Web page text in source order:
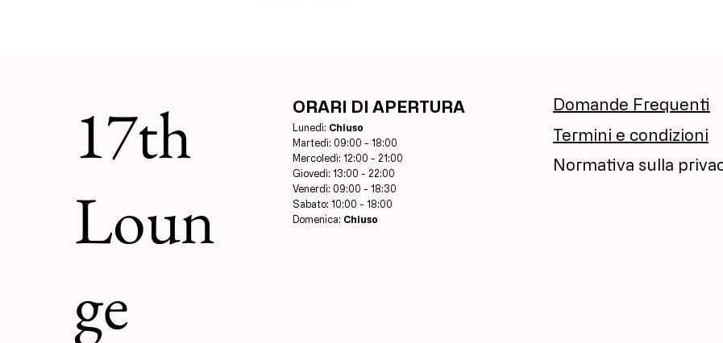
17th
Loun
ge
ORARI DI APERTURA
Lunedì: Chiuso
Martedì: 09:00 - 18:00
Mercoledì: 12:00 - 21:00
Giovedì: 13:00 - 22:00
Venerdì: 09:00 - 18:30
Sabato: 10:00 - 18:00
Domenica: Chiuso
Domande Frequenti
Termini e condizioni
Normativa sulla